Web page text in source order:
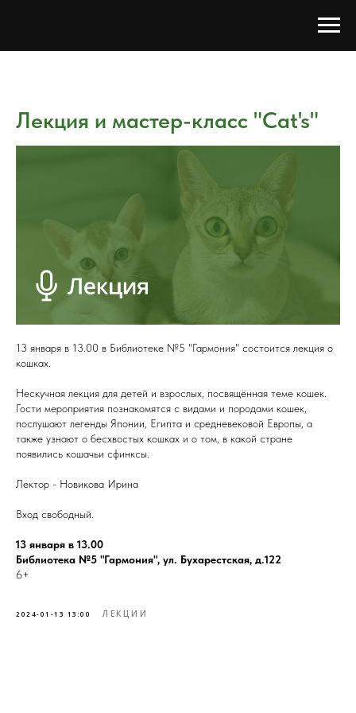
Лекция и мастер-класс "Cat's"
13 января в 13.00 в Библиотеке №5 "Гармония" состоится лекция о
кошках.
Нескучная лекция для детей и взрослых, посвящённая теме кошек.
Гости мероприятия познакомятся с видами и породами кошек,
послушают легенды Японии, Египта и средневековой Европы, а
также узнают о бесхвостых кошках и о том, в какой стране
появились кошачьи сфинксы.
Лектор - Новикова Ирина
Вход свободный.
13 января в 13.00
Библиотека №5 "Гармония", ул. Бухарестская, д.122
6+
2024-01-13 13:00 ЛЕКЦИИ